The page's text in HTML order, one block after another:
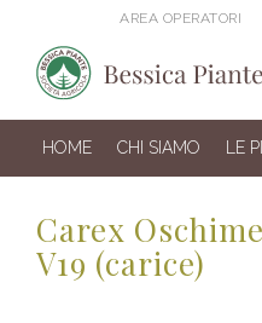
AREA OPERATORI
HOME CHI SIAMO LE
Carex
V19 (carice)